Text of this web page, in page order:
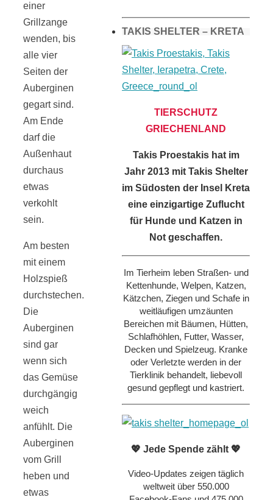
einer
Grillzange
wenden, bis
alle vier
Seiten der
Auberginen
gegart sind.
Am Ende
darf die
Außenhaut
durchaus
etwas
verkohlt
sein.
Am besten
mit einem
Holzspieß
durchstechen.
Die
Auberginen
sind gar
wenn sich
das Gemüse
durchgängig
weich
anfühlt. Die
Auberginen
vom Grill
heben und
etwas
TAKIS SHELTER – KRETA
TIERSCHUTZ
GRIECHENLAND
Takis Proestakis hat im
Jahr 2013 mit Takis Shelter
im Südosten der Insel Kreta
eine einzigartige Zuflucht
für Hunde und Katzen in
Not geschaffen.
Im Tierheim leben Straßen- und
Kettenhunde, Welpen, Katzen,
Kätzchen, Ziegen und Schafe in
weitläufigen umzäunten
Bereichen mit Bäumen, Hütten,
Schlafhöhlen, Futter, Wasser,
Decken und Spielzeug. Kranke
oder Verletzte werden in der
Tierklinik behandelt, liebevoll
gesund gepflegt und kastriert.
💖 Jede Spende zählt 💖
Video-Updates zeigen täglich
weltweit über 550.000